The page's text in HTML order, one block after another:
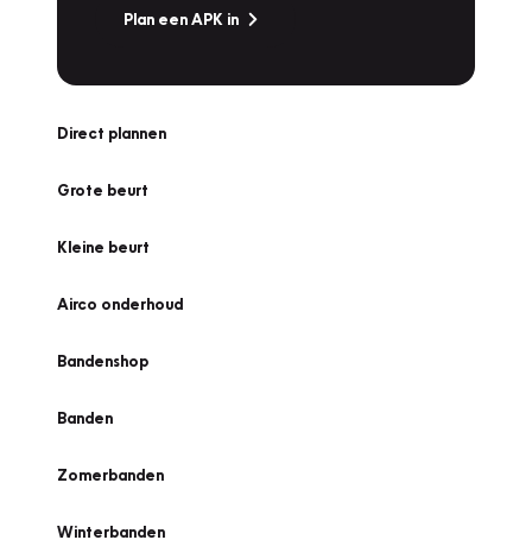
Plan een APK in
Direct plannen
Grote beurt
Kleine beurt
Airco onderhoud
Bandenshop
Banden
Zomerbanden
Winterbanden